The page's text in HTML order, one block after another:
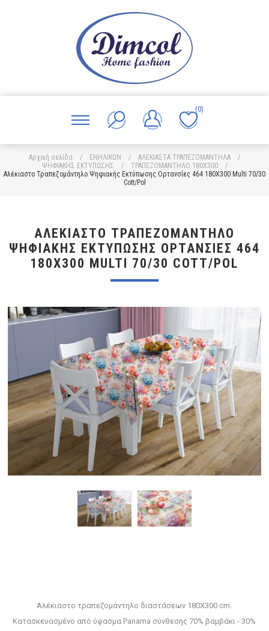
(0)
Αρχική σελίδα / ΕΝΗΛΙΚΩΝ / ΑΛΕΚΙΑΣΤΑ ΤΡΑΠΕΖΟΜΑΝΤΗΛΑ
/
ΨΗΦΙΑΚΗΣ ΕΚΤΥΠΩΣΗΣ
/ ΤΡΑΠΕΖΟΜΑΝΤΗΛΟ 180X300
/
Αλέκιαστο Τραπεζομάντηλο Ψηφιακής Εκτύπωσης Ορτανσίες 464 180X300 Multi 70/30
Cott/Pol
ΑΛΈΚΙΑΣΤΟ ΤΡΑΠΕΖΟΜΆΝΤΗΛΟ
ΨΗΦΙΑΚΉΣ ΕΚΤΎΠΩΣΗΣ ΟΡΤΑΝΣΊΕΣ 464
180X300 MULTI 70/30 COTT/POL
Αλέκιαστο τραπεζομάντηλο διαστάσεων 180X300 cm.
Κατασκευασμένο από ύφασμα Panama σύνθεσης 70% βαμβάκι - 30%